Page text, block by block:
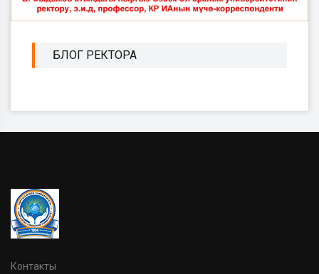
БЛОГ РЕКТОРА
Контакты